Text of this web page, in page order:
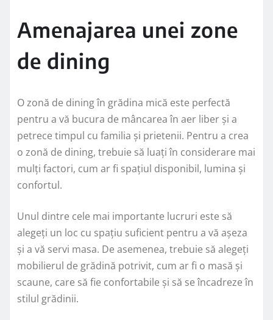
Amenajarea unei zone
de dining
O zonă de dining în grădina mică este perfectă
pentru a vă bucura de mâncarea în aer liber și a
petrece timpul cu familia și prietenii. Pentru a crea
o zonă de dining, trebuie să luați în considerare mai
mulți factori, cum ar fi spațiul disponibil, lumina și
confortul.
Unul dintre cele mai importante lucruri este să
alegeți un loc cu spațiu suficient pentru a vă așeza
și a vă servi masa. De asemenea, trebuie să alegeți
mobilierul de grădină potrivit, cum ar fi o masă și
scaune, care să fie confortabile și să se încadreze în
stilul grădinii.